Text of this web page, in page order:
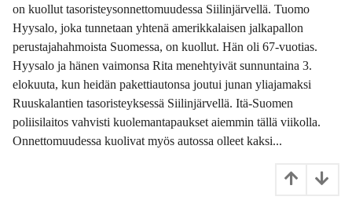
o
n
h
s
i
t
on kuollut tasoristeysonnettomuudessa Siilinjärvellä. Tuomo
Hyysalo, joka tunnetaan yhtenä amerikkalaisen jalkapallon
perustajahahmoista Suomessa, on kuollut. Hän oli 67-vuotias.
Hyysalo ja hänen vaimonsa Rita menehtyivät sunnuntaina 3.
elokuuta, kun heidän pakettiautonsa joutui junan yliajamaksi
Ruuskalantien tasoristeyksessä Siilinjärvellä. Itä-Suomen
poliisilaitos vahvisti kuolemantapaukset aiemmin tällä viikolla.
Onnettomuudessa kuolivat myös autossa olleet kaksi...